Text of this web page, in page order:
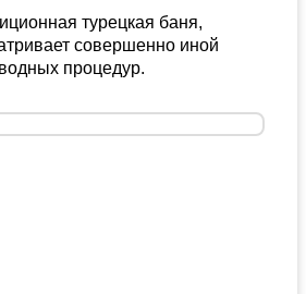
турецкая баня,
совершенно иной
процедур.